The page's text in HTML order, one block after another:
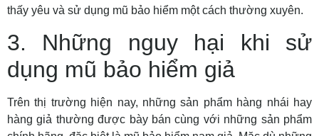
thấy yêu và sử dụng mũ bảo hiểm một cách thường xuyên.
3. Những nguy hại khi sử
dụng mũ bảo hiểm giả
Trên thị trường hiện nay, những sản phẩm hàng nhái hay
hàng giả thường được bày bán cùng với những sản phẩm